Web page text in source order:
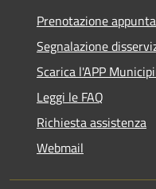
Prenotazione
Segnalazione
Scarica l'APP
Leggi le FAQ
Richiesta assistenza
Webmail